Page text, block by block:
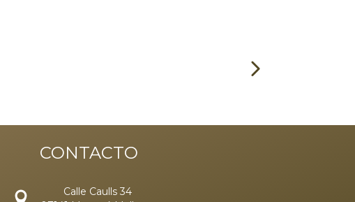
CONTACTO
Calle Caulls 34